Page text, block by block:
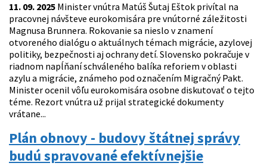
11. 09. 2025 Minister vnútra Matúš Šutaj Eštok privítal na
pracovnej návšteve eurokomisára pre vnútorné záležitosti
Magnusa Brunnera. Rokovanie sa nieslo v znamení
otvoreného dialógu o aktuálnych témach migrácie, azylovej
politiky, bezpečnosti aj ochrany detí. Slovensko pokračuje v
riadnom napĺňaní schváleného balíka reforiem v oblasti
azylu a migrácie, známeho pod označením Migračný Pakt.
Minister ocenil vôľu eurokomisára osobne diskutovať o tejto
téme. Rezort vnútra už prijal strategické dokumenty
vrátane...
Plán obnovy - budovy štátnej správy
budú spravované efektívnejšie